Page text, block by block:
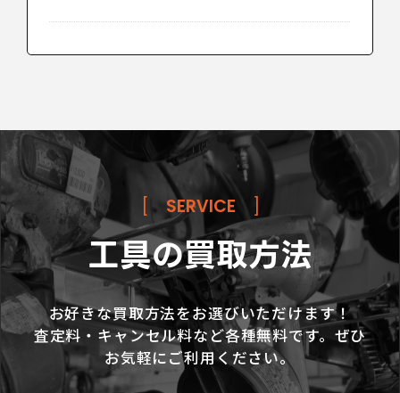
SERVICE
工具の買取方法
お好きな買取方法をお選びいただけます！
査定料・キャンセル料など各種無料です。ぜひ
お気軽にご利用ください。